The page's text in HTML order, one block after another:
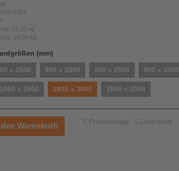
16,00 kg
14,00 kg
(mm)
x 2500 900 x 2000 900 x 2500 900 x 3000
1800 x 2500 1800 x 3000 1800 x 3500
den Warenkorb
Produktfrage Datenblatt